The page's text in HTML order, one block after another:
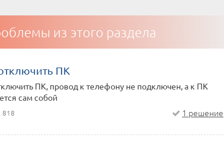
из этого раздела
ПК
ПК, провод к телефону не подключен, а к ПК
сам собой
818 1 решение